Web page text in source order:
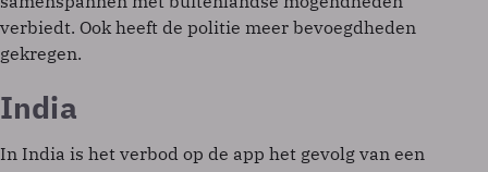
verbiedt. Ook heeft de politie meer bevoegdheden
gekregen.
India
In India is het verbod op de app het gevolg van een